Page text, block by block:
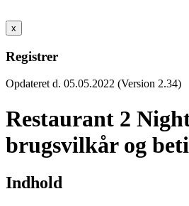
x
Registrer
Opdateret d. 05.05.2022 (Version 2.34)
Restaurant 2
brugsvilkår og
Indhold